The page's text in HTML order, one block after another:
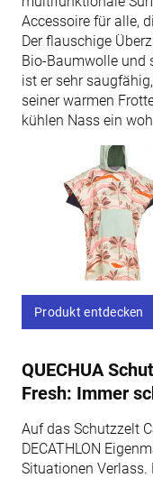
Accessoire für alle,
Der flauschige
Bio-Baumwolle und
ist er sehr
seiner warmen
kühlen Nass ein
Produkt entdecken
QUECHUA
Fresh: Immer
Auf das Schutzzelt
DECATHLON
Situationen Verlass.